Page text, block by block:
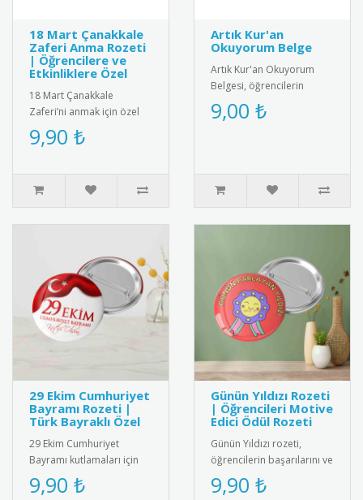
18 Mart Çanakkale
Zaferi Anma Rozeti
| Öğrencilere ve
Etkinliklere Özel
18 Mart Çanakkale
Zaferi’ni anmak için özel
olarak tasarlanmış rozet.
Öğrencilere, öğretmenlere
9,90 ₺
Artık Kur'an
Okuyorum Belge
Artık Kur'an Okuyorum
Belgesi, öğrencilerin
Kur'an okuma becerilerini
kutlayan anlamlı bir ödül
9,00 ₺
29 Ekim Cumhuriyet
Bayramı Rozeti |
Türk Bayraklı Özel
29 Ekim Cumhuriyet
Bayramı kutlamaları için
özel tasarım Türk bayraklı
metal rozet. Yüksek kaliteli
9,90 ₺
Günün Yıldızı Rozeti
| Öğrencileri Motive
Edici Ödül Rozeti
Günün Yıldızı rozeti,
öğrencilerin başarılarını ve
olumlu davranışlarını
teşvik etmek amacıyla
9,90 ₺